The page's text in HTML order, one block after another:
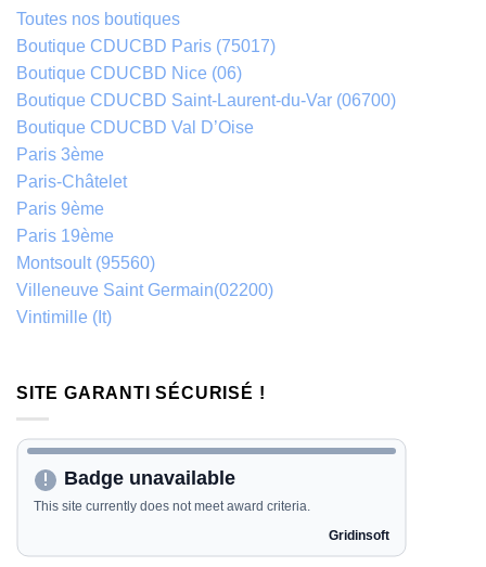
Toutes nos boutiques
Boutique CDUCBD Paris (75017)
Boutique CDUCBD Nice (06)
Boutique CDUCBD Saint-Laurent-du-Var (06700)
Boutique CDUCBD Val D’Oise
Paris 3ème
Paris-Châtelet
Paris 9ème
Paris 19ème
Montsoult (95560)
Villeneuve Saint Germain(02200)
Vintimille (It)
SITE GARANTI SÉCURISÉ !